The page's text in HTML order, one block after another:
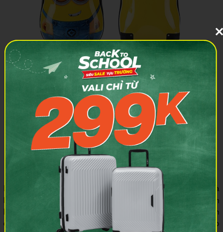
Trên thị trường hiện nay có rất nhiều mẫu vali Minion
nhưng để mua được sản phẩm chất lượng thì bạn cần tìm
hiểu thật kỹ lưỡng
3 Kết luận
Những mẫu
chắc chắn là món quà tuyệt vời mà
bạn có thể lựa chọn dành cho bé yêu. Tuy nhiên, bạn cần tìm
kiếm nơi bán uy tín để có được sản phẩm phù hợp. Bên cạnh
đó, nếu bạn muốn tham khảo thêm các mẫu vali trẻ em cao